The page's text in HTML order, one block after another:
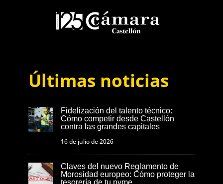
Últimas noticias
Fidelización del talento técnico:
Cómo competir desde Castellón
contra las grandes capitales
16 de julio de 2026
Claves del nuevo Reglamento de
Morosidad europeo: Cómo proteger la
tesorería de tu pyme